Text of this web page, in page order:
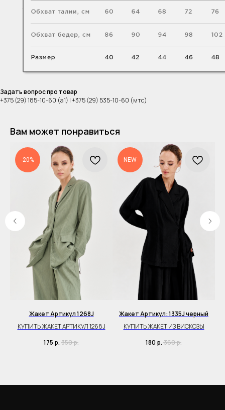
Задать вопрос про товар
+375 (29) 185-10-60 (а1) | +375 (29) 535-10-60 (мтс)
Вам может понравиться
-20%
Жакет Артикул 1268J
КУПИТЬ ЖАКЕТ АРТИКУЛ 1268J
175 р. 350р.
NEW
Жакет Артикул: 1335J черный
КУПИТЬ ЖАКЕТ ИЗ ВИСКОЗЫ
180 р. 360р.